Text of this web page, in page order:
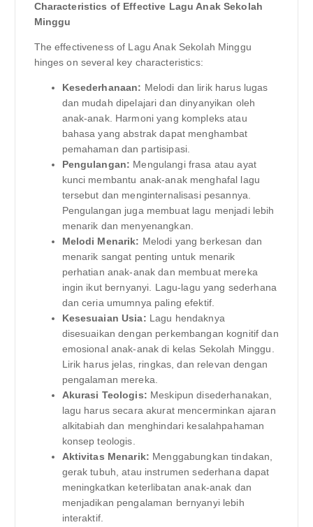
Characteristics of Effective Lagu Anak Sekolah
Minggu
The effectiveness of Lagu Anak Sekolah Minggu
hinges on several key characteristics:
Kesederhanaan: Melodi dan lirik harus lugas
dan mudah dipelajari dan dinyanyikan oleh
anak-anak. Harmoni yang kompleks atau
bahasa yang abstrak dapat menghambat
pemahaman dan partisipasi.
Pengulangan: Mengulangi frasa atau ayat
kunci membantu anak-anak menghafal lagu
tersebut dan menginternalisasi pesannya.
Pengulangan juga membuat lagu menjadi lebih
menarik dan menyenangkan.
Melodi Menarik: Melodi yang berkesan dan
menarik sangat penting untuk menarik
perhatian anak-anak dan membuat mereka
ingin ikut bernyanyi. Lagu-lagu yang sederhana
dan ceria umumnya paling efektif.
Kesesuaian Usia: Lagu hendaknya
disesuaikan dengan perkembangan kognitif dan
emosional anak-anak di kelas Sekolah Minggu.
Lirik harus jelas, ringkas, dan relevan dengan
pengalaman mereka.
Akurasi Teologis: Meskipun disederhanakan,
lagu harus secara akurat mencerminkan ajaran
alkitabiah dan menghindari kesalahpahaman
konsep teologis.
Aktivitas Menarik: Menggabungkan tindakan,
gerak tubuh, atau instrumen sederhana dapat
meningkatkan keterlibatan anak-anak dan
menjadikan pengalaman bernyanyi lebih
interaktif.